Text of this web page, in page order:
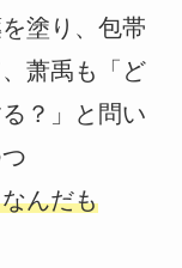
塗り、包帯
萧禹も「ど
？」と問い
んだも